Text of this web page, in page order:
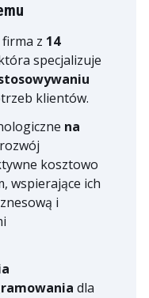
z 14
specjalizuje
klientów.
na
kosztowo
wspierające ich
i
dla